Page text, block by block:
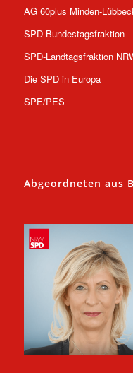
AG 60plus Minden-
SPD-Bundestagsfraktion
SPD-Landtagsfraktion
Die SPD in Europa
SPE/PES
Abgeordneten aus